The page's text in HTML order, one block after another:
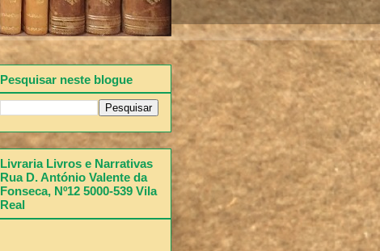
Pesquisar neste blogue
Livraria Livros e Narrativas
Rua D. António Valente da
Fonseca, Nº12 5000-539 Vila
Real